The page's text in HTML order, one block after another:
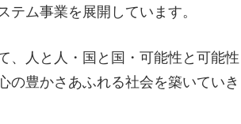
ム事業を展開しています。
、人と人・国と国・可能性と可能
豊かさあふれる社会を築いていき